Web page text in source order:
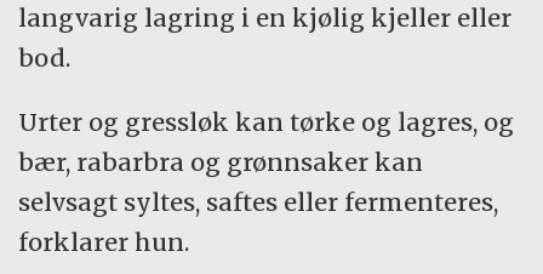
langvarig lagring i en kjølig kjeller eller
bod.
Urter og gressløk kan tørke og lagres, og
bær, rabarbra og grønnsaker kan
selvsagt syltes, saftes eller fermenteres,
forklarer hun.